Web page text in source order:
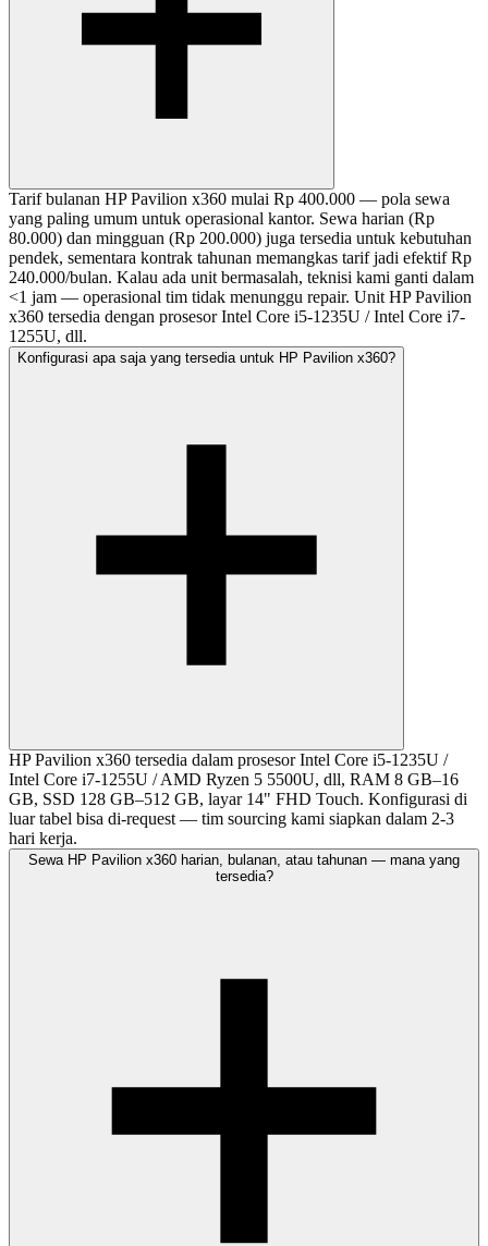
Tarif bulanan HP Pavilion x360 mulai Rp 400.000 — pola sewa
yang paling umum untuk operasional kantor. Sewa harian (Rp
80.000) dan mingguan (Rp 200.000) juga tersedia untuk kebutuhan
pendek, sementara kontrak tahunan memangkas tarif jadi efektif Rp
240.000/bulan. Kalau ada unit bermasalah, teknisi kami ganti dalam
<1 jam — operasional tim tidak menunggu repair. Unit HP Pavilion
x360 tersedia dengan prosesor Intel Core i5-1235U / Intel Core i7-
1255U, dll.
Konfigurasi apa saja yang tersedia untuk HP Pavilion x360?
HP Pavilion x360 tersedia dalam prosesor Intel Core i5-1235U /
Intel Core i7-1255U / AMD Ryzen 5 5500U, dll, RAM 8 GB–16
GB, SSD 128 GB–512 GB, layar 14" FHD Touch. Konfigurasi di
luar tabel bisa di-request — tim sourcing kami siapkan dalam 2-3
hari kerja.
Sewa HP Pavilion x360 harian, bulanan, atau tahunan — mana yang
tersedia?